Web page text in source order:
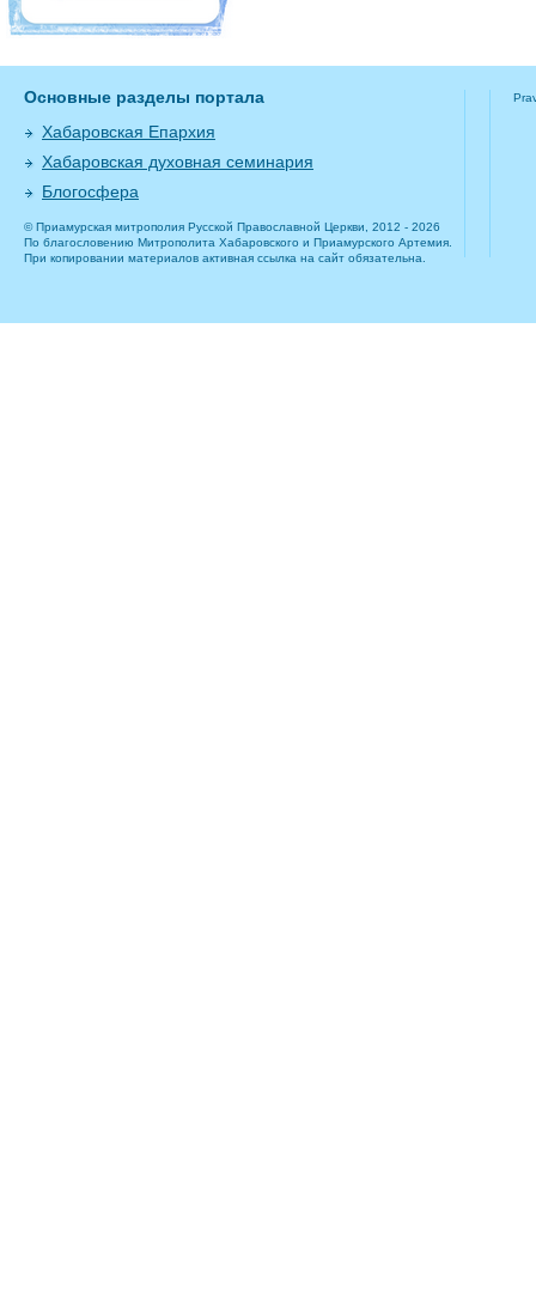
Основные разделы портала
Хабаровская Епархия
Хабаровская духовная семинария
Блогосфера
© Приамурская митрополия Русской Православной Церкви, 2012 - 2026
По благословению Митрополита Хабаровского и Приамурского Артемия.
При копировании материалов активная ссылка на сайт обязательна.